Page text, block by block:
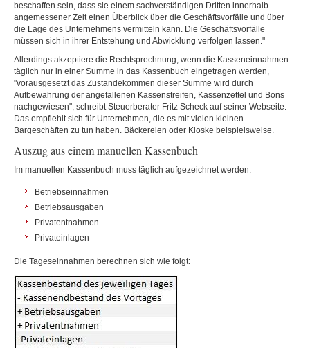
beschaffen sein, dass sie einem sachverständigen Dritten innerhalb
angemessener Zeit einen Überblick über die Geschäftsvorfälle und über
die Lage des Unternehmens vermitteln kann. Die Geschäftsvorfälle
müssen sich in ihrer Entstehung und Abwicklung verfolgen lassen."
Allerdings akzeptiere die Rechtsprechnung, wenn die Kasseneinnahmen
täglich nur in einer Summe in das Kassenbuch eingetragen werden,
"vorausgesetzt das Zustandekommen dieser Summe wird durch
Aufbewahrung der angefallenen Kassenstreifen, Kassenzettel und Bons
nachgewiesen", schreibt Steuerberater Fritz Scheck auf seiner Webseite.
Das empfiehlt sich für Unternehmen, die es mit vielen kleinen
Bargeschäften zu tun haben. Bäckereien oder Kioske beispielsweise.
Auszug aus einem manuellen Kassenbuch
Im manuellen Kassenbuch muss täglich aufgezeichnet werden:
Betriebseinnahmen
Betriebsausgaben
Privatentnahmen
Privateinlagen
Die Tageseinnahmen berechnen sich wie folgt: